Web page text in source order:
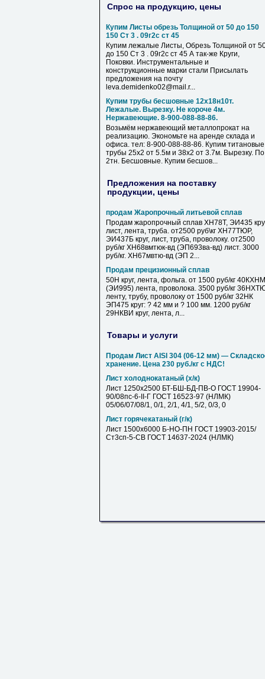
Спрос на продукцию, цены
Купим Листы обрезь Толщиной от 50 до 150
150 Ст 3 . 09г2с ст 45
Купим лежалые Листы, Обрезь Толщиной от
до 150 Ст 3 . 09г2с ст 45 А так-же Круги,
Поковки. Инструментальные и
конструкционные марки стали Присылать
предложения на почту
leva.demidenko02@mail.r...
Купим трубы бесшовные 12х18н10т.
Лежалые. Вырезку. Не короче 4м.
Нержавеющие. 8-900-088-88-86.
Возьмём нержавеющий металлопрокат на
реализацию. Экономьте на аренде склада и
офиса. тел: 8-900-088-88-86. Купим титановые
трубы 25х2 от 5.5м и 38х2 от 3.7м. Вырезку. По
2тн. Бесшовные. Купим бесшов...
Предложения на поставку
продукции, цены
продам Жаропрочный литьевой сплав
Продам жаропрочный сплав ХН78Т, ЭИ435
лист, лента, труба. от2500 руб\кг ХН77ТЮР,
ЭИ437Б круг, лист, труба, проволоку. от2500
руб/кг ХН68вмтюк-вд (ЭП693ва-вд) лист. 3000
руб/кг. ХН67мвтю-вд (ЭП 2...
Продам прецизионный сплав
50Н круг, лента, фольга. от 1500 руб/кг 40КХНМ
(ЭИ995) лента, проволока. 3500 руб/кг
ленту, трубу, проволоку от 1500 руб/кг 32НК
ЭП475 круг: ? 42 мм и ? 100 мм. 1200 руб/кг
29НКВИ круг, лента, л...
Товары и услуги
Продам Лист AISI 304 (06-12 мм) —
хранение. Цена 230 руб./кг с НДС!
Лист холоднокатаный (х/к)
Лист 1250х2500 БТ-БШ-БД-ПВ-О ГОСТ 19904-
90/08пс-6-II-Г ГОСТ 16523-97 (НЛМК)
05/06/07/08/1, 0/1, 2/1, 4/1, 5/2, 0/3, 0
Лист горячекатаный (г/к)
Лист 1500х6000 Б-НО-ПН ГОСТ 19903-2015/
Ст3сп-5-СВ ГОСТ 14637-2024 (НЛМК)